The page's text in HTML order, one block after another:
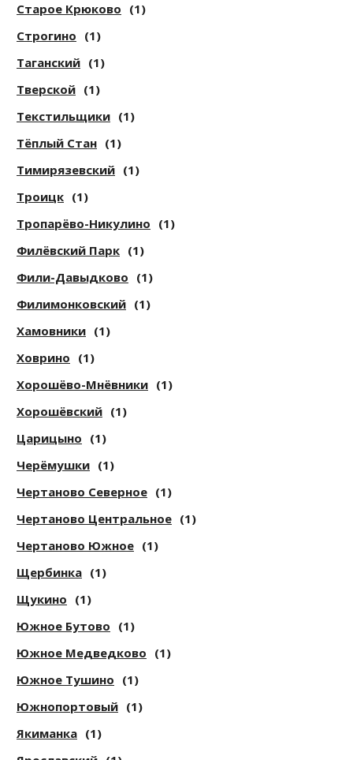
Старое Крюково (1)
Строгино (1)
Таганский (1)
Тверской (1)
Текстильщики (1)
Тёплый Стан (1)
Тимирязевский (1)
Троицк (1)
Тропарёво-Никулино (1)
Филёвский Парк (1)
Фили-Давыдково (1)
Филимонковский (1)
Хамовники (1)
Ховрино (1)
Хорошёво-Мнёвники (1)
Хорошёвский (1)
Царицыно (1)
Черёмушки (1)
Чертаново Северное (1)
Чертаново Центральное (1)
Чертаново Южное (1)
Щербинка (1)
Щукино (1)
Южное Бутово (1)
Южное Медведково (1)
Южное Тушино (1)
Южнопортовый (1)
Якиманка (1)